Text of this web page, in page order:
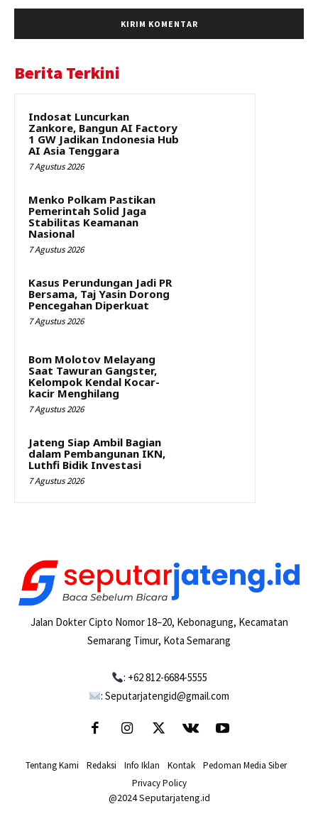
Berita Terkini
Indosat Luncurkan
Zankore, Bangun AI Factory
1 GW Jadikan Indonesia Hub
AI Asia Tenggara
7 Agustus 2026
Menko Polkam Pastikan
Pemerintah Solid Jaga
Stabilitas Keamanan
Nasional
7 Agustus 2026
Kasus Perundungan Jadi PR
Bersama, Taj Yasin Dorong
Pencegahan Diperkuat
7 Agustus 2026
Bom Molotov Melayang
Saat Tawuran Gangster,
Kelompok Kendal Kocar-
kacir Menghilang
7 Agustus 2026
Jateng Siap Ambil Bagian
dalam Pembangunan IKN,
Luthfi Bidik Investasi
7 Agustus 2026
Jalan Dokter Cipto Nomor 18–20, Kebonagung, Kecamatan
Semarang Timur, Kota Semarang
: +62 812-6684-5555
: Seputarjatengid@gmail.com
Tentang Kami Redaksi Info Iklan Kontak Pedoman Media Siber
Privacy Policy
@2024 Seputarjateng.id